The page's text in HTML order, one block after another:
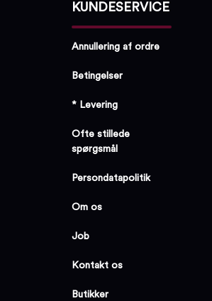
KUNDESERVICE
Annullering af ordre
Betingelser
* Levering
Ofte stillede
spørgsmål
Persondatapolitik
Om os
Job
Kontakt os
Butikker